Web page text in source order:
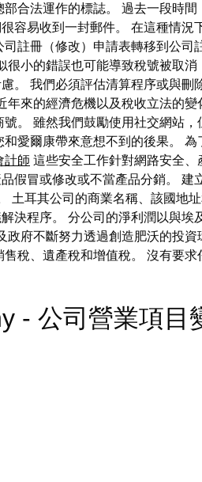
合法運作的標誌。 過去一段時
容易收到一封郵件。 在這種情
註冊（修改）申請表轉移到公
很小的錯誤也可能導致稅號被取
。 我們必須評估清算程序或與
來的經濟危機以及稅收立法的
。 雖然我們鼓勵使用社交網站
愛爾康帶來意想不到的後果。
計師 這些安全工作針對網路安全
假冒或修改或不當產品分銷。
耳其公司的商業名稱、該國地
決程序。 分公司的淨利潤以與
府不斷努力透過創造肥沃的投
稅、遺產稅和增值稅。 沒有要
- 公司營業項目